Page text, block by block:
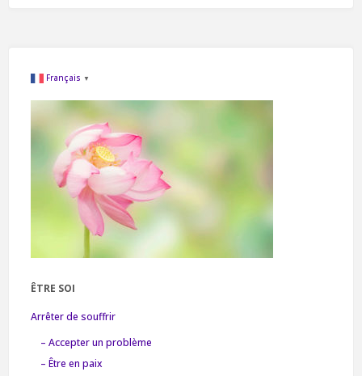
Français ▼
ÊTRE SOI
Arrêter de souffrir
– Accepter un problème
– Être en paix